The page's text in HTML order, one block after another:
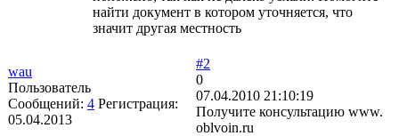
найти документ в котором уточняется, что
значит другая местность
wau
Пользователь
Сообщений: 4 Регистрация:
05.04.2013
#2
0
07.04.2010 21:10:19
Получите консультацию www.
oblvoin.ru